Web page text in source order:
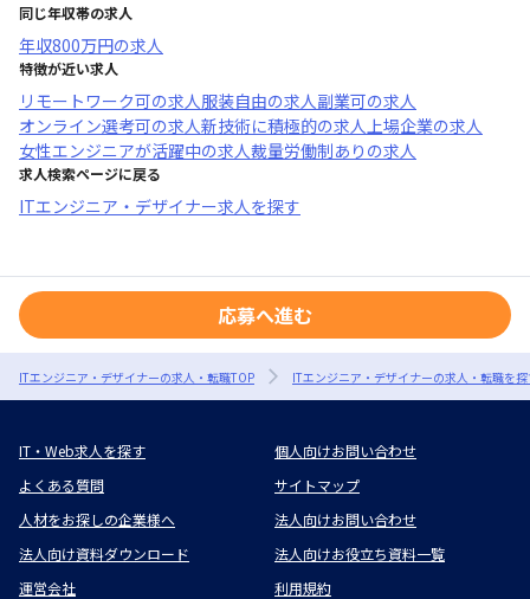
同じ年収帯の求人
年収800万円の求人
特徴が近い求人
リモートワーク可の求人服装自由の求人副業可の求人
オンライン選考可の求人新技術に積極的の求人上場企業の求人
女性エンジニアが活躍中の求人裁量労働制あり の求人
求人検索ページに戻る
ITエンジニア・デザイナー求人を探す
応募へ進む
ITエンジニア・デザイナーの求人・転職TOP ITエンジニア・デザイナーの求人・転職を
IT・Web求人を探す
個人向けお問い合わせ
よくある質問
サイトマップ
人材をお探しの企業様へ
法人向けお問い合わせ
法人向け資料ダウンロード
法人向けお役立ち資料一覧
運営会社
利用規約